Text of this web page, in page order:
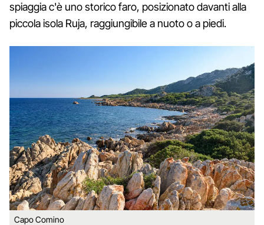
spiaggia c'è uno storico faro, posizionato davanti alla
piccola isola Ruja, raggiungibile a nuoto o a piedi.
Capo Comino